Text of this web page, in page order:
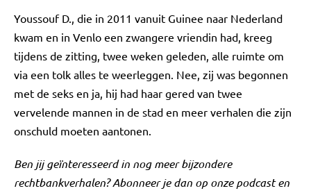
Youssouf D., die in 2011 vanuit Guinee naar Nederland
kwam en in Venlo een zwangere vriendin had, kreeg
tijdens de zitting, twee weken geleden, alle ruimte om
via een tolk alles te weerleggen. Nee, zij was begonnen
met de seks en ja, hij had haar gered van twee
vervelende mannen in de stad en meer verhalen die zijn
onschuld moeten aantonen.
Ben jij geïnteresseerd in nog meer bijzondere
rechtbankverhalen? Abonneer je dan op onze podcast en